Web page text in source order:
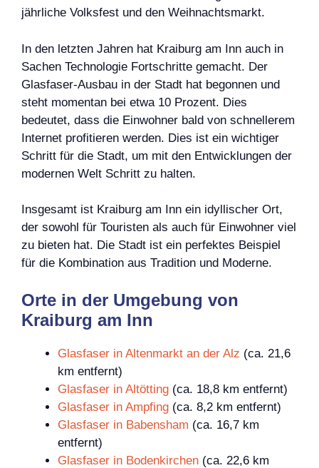
jährliche Volksfest und den Weihnachtsmarkt.
In den letzten Jahren hat Kraiburg am Inn auch in
Sachen Technologie Fortschritte gemacht. Der
Glasfaser-Ausbau in der Stadt hat begonnen und
steht momentan bei etwa 10 Prozent. Dies
bedeutet, dass die Einwohner bald von schnellerem
Internet profitieren werden. Dies ist ein wichtiger
Schritt für die Stadt, um mit den Entwicklungen der
modernen Welt Schritt zu halten.
Insgesamt ist Kraiburg am Inn ein idyllischer Ort,
der sowohl für Touristen als auch für Einwohner viel
zu bieten hat. Die Stadt ist ein perfektes Beispiel
für die Kombination aus Tradition und Moderne.
Orte in der Umgebung von
Kraiburg am Inn
Glasfaser in Altenmarkt an der Alz (ca. 21,6
km entfernt)
Glasfaser in Altötting (ca. 18,8 km entfernt)
Glasfaser in Ampfing (ca. 8,2 km entfernt)
Glasfaser in Babensham (ca. 16,7 km
entfernt)
Glasfaser in Bodenkirchen (ca. 22,6 km